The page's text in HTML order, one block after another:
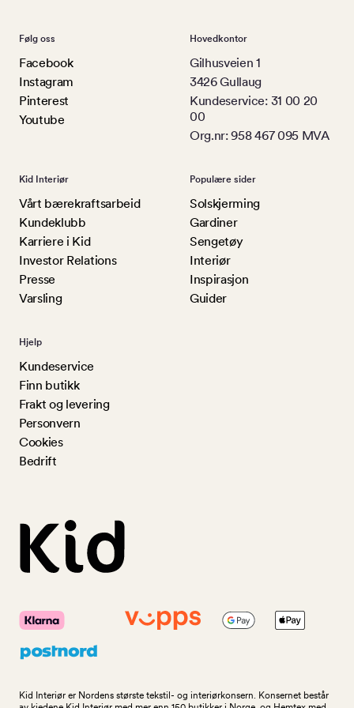
Følg oss
Facebook
Instagram
Pinterest
Youtube
Hovedkontor
Gilhusveien 1
3426 Gullaug
Kundeservice: 31 00 20
00
Org.nr: 958 467 095 MVA
Kid Interiør
Vårt bærekraftsarbeid
Kundeklubb
Karriere i Kid
Investor Relations
Presse
Varsling
Populære sider
Solskjerming
Gardiner
Sengetøy
Interiør
Inspirasjon
Guider
Hjelp
Kundeservice
Finn butikk
Frakt og levering
Personvern
Cookies
Bedrift
Kid Interiør er Nordens største tekstil- og interiørkonsern. Konsernet består